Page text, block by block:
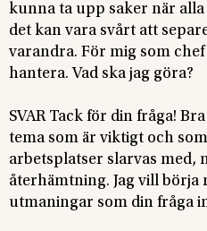
kunna ta upp saker när
det kan vara svårt att
varandra. För mig som
hantera. Vad ska jag göra?
SVAR Tack för din fråga!
tema som är viktigt och
arbetsplatser slarvas med,
återhämtning. Jag vill börja
utmaningar som din fråga